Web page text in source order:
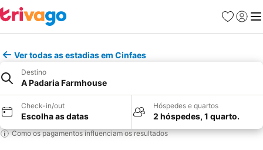
Favoritos
Iniciar
Ver todas as estadias em Cinfaes
Destino
A Padaria Farmhouse
Check-in/out
Escolha as datas
Hóspedes e quartos
2 hóspedes, 1 quarto.
Como os pagamentos influenciam os resultados